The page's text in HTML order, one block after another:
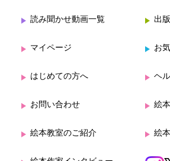
読み聞かせ動画一覧 出
マイページ お
はじめての方へ ヘ
お問い合わせ 絵
絵本教室のご紹介 絵